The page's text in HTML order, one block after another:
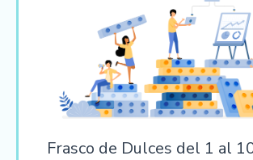
Frasco de Dulces del 1 al